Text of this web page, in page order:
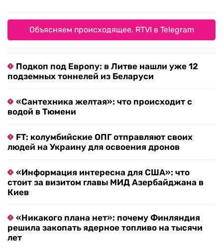
Объясняем происходящее. RTVI в Telegram
Подкоп под Европу: в Литве нашли уже 12
подземных тоннелей из Беларуси
«Сантехника желтая»: что происходит с
водой в Тюмени
FT: колумбийские ОПГ отправляют своих
людей на Украину для освоения дронов
«Информация интересна для США»: что
стоит за визитом главы МИД Азербайджана в
Киев
«Никакого плана нет»: почему Финляндия
решила закопать ядерное топливо на тысячи
лет